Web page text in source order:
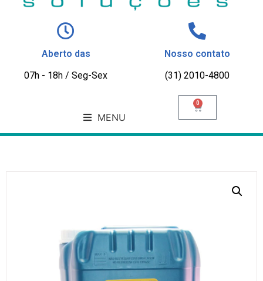
Aberto das
07h - 18h / Seg-Sex
Nosso contato
(31) 2010-4800
MENU
0